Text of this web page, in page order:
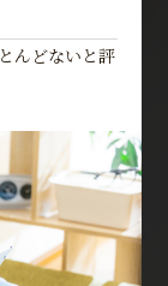
んどないと評